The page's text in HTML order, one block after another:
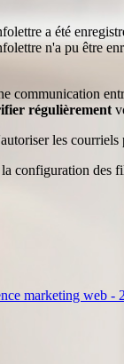
a été
n'a pu être
communication
régulièrement
les courriels
configuration des
marketing web -